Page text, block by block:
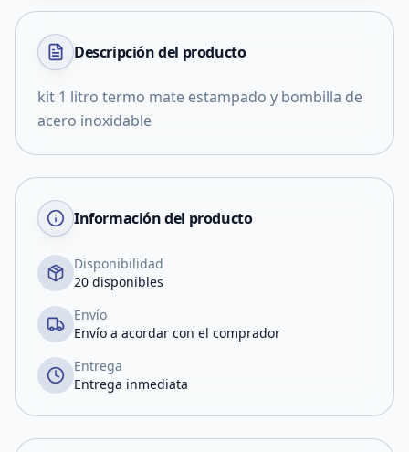
Descripción del producto
kit 1 litro termo mate estampado y bombilla de
acero inoxidable
Información del producto
Disponibilidad
20 disponibles
Envío
Envío a acordar con el comprador
Entrega
Entrega inmediata